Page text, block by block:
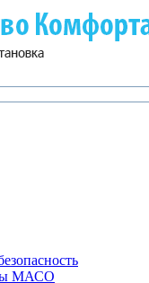
МАСО